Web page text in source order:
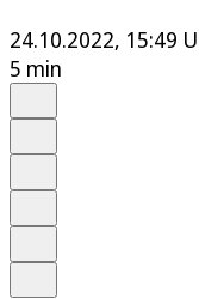
24.10.2022, 15:49
5 min